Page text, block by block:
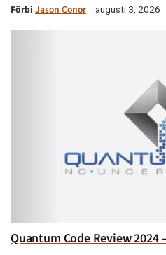
Förbi Jason Conor augusti 3, 2026
Quantum Code Review